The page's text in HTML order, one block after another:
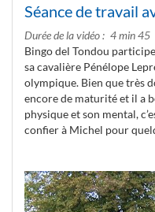
Séance de travail
Durée de la vidéo
4 min 45
Bingo del Tondou
sa cavalière Pénélope
olympique. Bien que très
encore de maturité et il a
physique et son mental,
confier à Michel pour